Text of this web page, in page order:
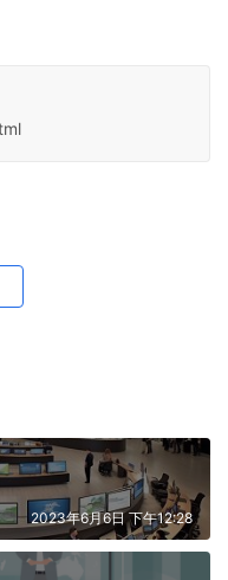
2023年6月6日 下午12:28